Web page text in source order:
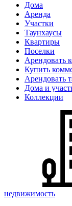
Дома
Аренда
Участки
Таунхаусы
Квартиры
Поселки
Арендовать
Купить
Арендовать
Дома и
Коллекции
недвижимость